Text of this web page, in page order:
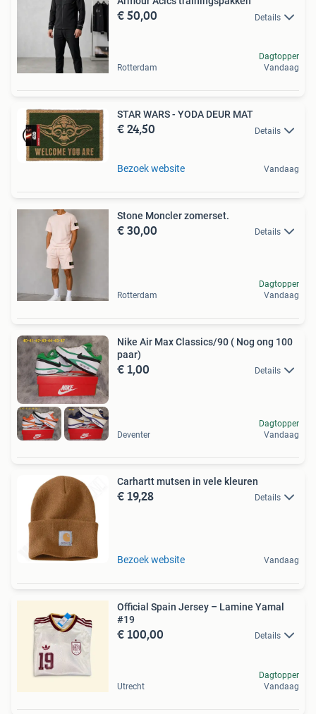
€ 50,00 Details
Rotterdam
Dagtopper
Vandaag
STAR WARS - YODA DEUR MAT
€ 24,50 Details
Bezoek website Vandaag
Stone Moncler zomerset.
€ 30,00 Details
Rotterdam
Dagtopper
Vandaag
Nike Air Max Classics/90 ( Nog ong 100
paar)
€ 1,00 Details
Deventer
Dagtopper
Vandaag
Carhartt mutsen in vele kleuren
€ 19,28 Details
Bezoek website Vandaag
Official Spain Jersey – Lamine Yamal
#19
€ 100,00 Details
Utrecht
Dagtopper
Vandaag